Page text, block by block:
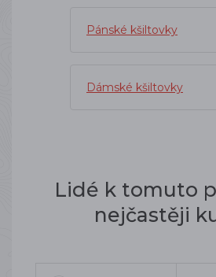
Pánské kšiltovky
Dámské kšiltovky
Lidé k tomuto
nejčastěji